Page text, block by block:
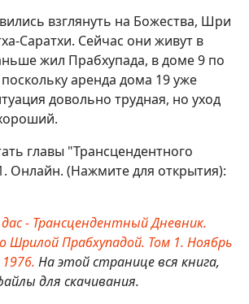
взглянуть на Божества, Шри
Саратхи. Сейчас они живут в
жил Прабхупада, в доме 9 по
аренда дома 19 уже
довольно трудная, но уход
главы "Трансцендентного
Онлайн. (Нажмите для открытия):
- Трансцендентный Дневник.
Шрилой Прабхупадой. Том 1. Ноябрь
На этой странице вся книга,
для скачивания.